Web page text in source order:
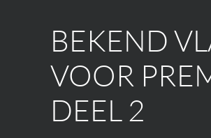
BEKEND
VOOR
DEEL 2